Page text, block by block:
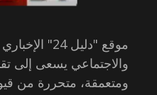
موقع "دليل
والاجتماعي يسعى إلى
ومتعمقة، متحررة من